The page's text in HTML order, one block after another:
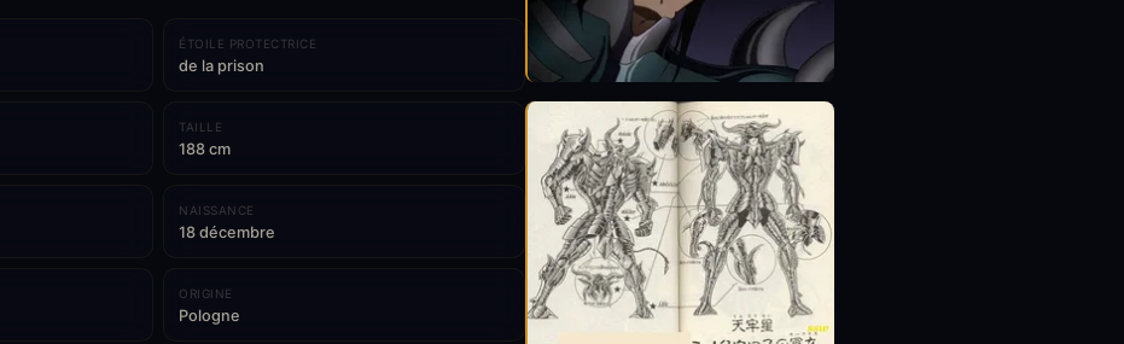
ÉTOILE PROTECTRICE
de la prison
TAILLE
188 cm
NAISSANCE
18 décembre
ORIGINE
Pologne